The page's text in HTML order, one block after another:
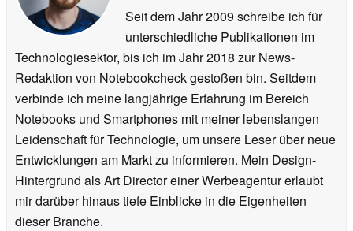
Seit dem Jahr 2009 schreibe ich für
unterschiedliche Publikationen im
Technologiesektor, bis ich im Jahr 2018 zur News-
Redaktion von Notebookcheck gestoßen bin. Seitdem
verbinde ich meine langjährige Erfahrung im Bereich
Notebooks und Smartphones mit meiner lebenslangen
Leidenschaft für Technologie, um unsere Leser über neue
Entwicklungen am Markt zu informieren. Mein Design-
Hintergrund als Art Director einer Werbeagentur erlaubt
mir darüber hinaus tiefe Einblicke in die Eigenheiten
dieser Branche.